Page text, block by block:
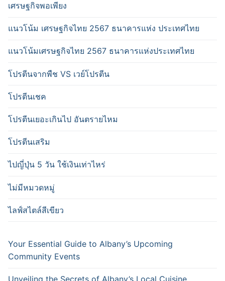
เศรษฐกิจพอเพียง
แนวโน้ม เศรษฐกิจไทย 2567 ธนาคารแห่ง ประเทศไทย
แนวโน้มเศรษฐกิจไทย 2567 ธนาคารแห่งประเทศไทย
โปรตีนจากพืช VS เวย์โปรตีน
โปรตีนเชค
โปรตีนเยอะเกินไป อันตรายไหม
โปรตีนเสริม
ไปญี่ปุ่น 5 วัน ใช้เงินเท่าไหร่
ไม่มีหมวดหมู่
ไลฟ์สไตล์สีเขียว
Your Essential Guide to Albany’s Upcoming
Community Events